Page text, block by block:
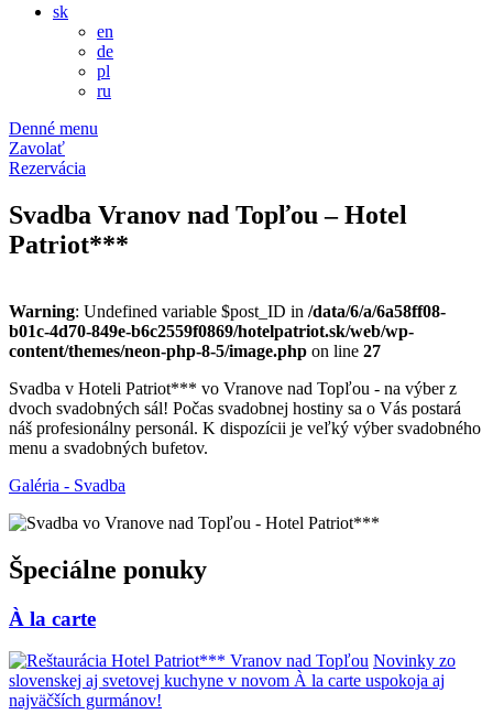
sk
en
de
pl
ru
Denné menu
Zavolať
Rezervácia
Svadba Vranov nad Topľou – Hotel
Patriot***
Warning: Undefined variable $post_ID in /data/6/a/6a58ff08-
b01c-4d70-849e-b6c2559f0869/hotelpatriot.sk/web/wp-
content/themes/neon-php-8-5/image.php on line 27
Svadba v Hoteli Patriot*** vo Vranove nad Topľou - na výber z
dvoch svadobných sál! Počas svadobnej hostiny sa o Vás postará
náš profesionálny personál. K dispozícii je veľký výber svadobného
menu a svadobných bufetov.
Galéria - Svadba
Špeciálne ponuky
À la carte
Novinky zo
slovenskej aj svetovej kuchyne v novom À la carte uspokoja aj
najväčších gurmánov!